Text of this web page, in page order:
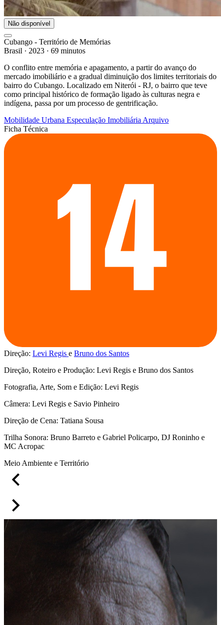
Não disponível
Cubango - Território de Memórias
Brasil · 2023 · 69 minutos
O conflito entre memória e apagamento, a partir do avanço do
mercado imobiliário e a gradual diminuição dos limites territoriais do
bairro do Cubango. Localizado em Niterói - RJ, o bairro que teve
como principal histórico de formação ligado às culturas negra e
indígena, passa por um processo de gentrificação.
Mobilidade Urbana Especulação ImobiliáriaArquivo
Ficha Técnica
Direção: Levi Regis
Bruno dos Santos
Direção, Roteiro e Produção: Levi Regis e Bruno dos Santos
Fotografia, Arte, Som e Edição: Levi Regis
Câmera: Levi Regis e Savio Pinheiro
Direção de Cena: Tatiana Sousa
Trilha Sonora: Bruno Barreto e Gabriel Policarpo, DJ Roninho e
MC Acropac
Meio Ambiente e Território